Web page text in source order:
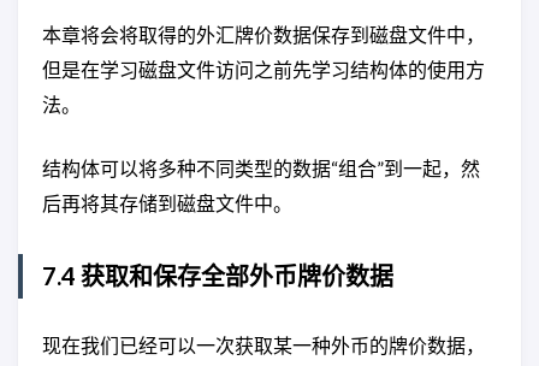
本章将会将取得的外汇牌价数据保存到磁盘文件中，
但是在学习磁盘文件访问之前先学习结构体的使用方
法。
结构体可以将多种不同类型的数据“组合”到一起，然
后再将其存储到磁盘文件中。
7.4 获取和保存全部外币牌价数据
现在我们已经可以一次获取某一种外币的牌价数据，